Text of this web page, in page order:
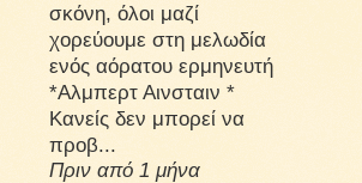
σκόνη, όλοι μαζί
χορεύουμε στη μελωδία
ενός αόρατου ερμηνευτή
*Αλμπερτ Αινσταιν *
Κανείς δεν μπορεί να
προβ...
Πριν από 1 μήνα